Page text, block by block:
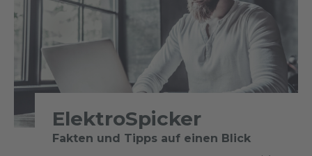
ElektroSpicker
Fakten und Tipps auf einen Blick